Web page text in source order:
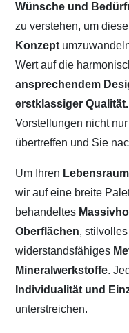
Wünsche und
zu verstehen, um
Konzept
Wert auf die
ansprechendem
erstklassiger Qualität.
Vorstellungen nicht
übertreffen und Sie
Um Ihren
wir auf eine breite
behandeltes
Oberflächen,
widerstandsfähiges
Mineralwerkstoffe.
Individualität und
unterstreichen.